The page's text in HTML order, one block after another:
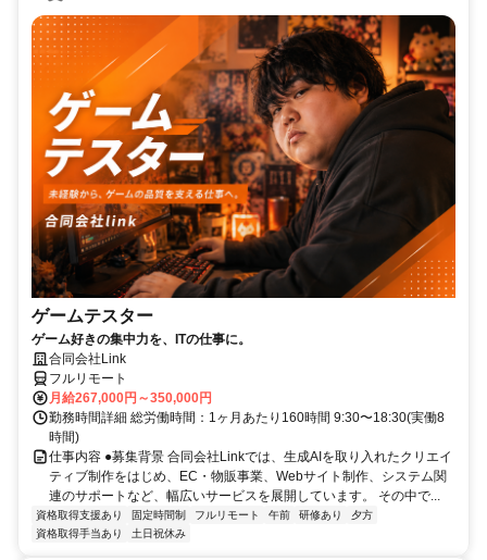
ゲームテスター
ゲーム好きの集中力を、ITの仕事に。
合同会社Link
フルリモート
月給267,000円～350,000円
勤務時間詳細 総労働時間：1ヶ月あたり160時間 9:30〜18:30(実働8
時間)
仕事内容 ●募集背景 合同会社Linkでは、生成AIを取り入れたクリエイ
ティブ制作をはじめ、EC・物販事業、Webサイト制作、システム関
連のサポートなど、幅広いサービスを展開しています。 その中で...
資格取得支援あり 固定時間制 フルリモート 午前 研修あり
夕方
資格取得手当あり
土日祝休み